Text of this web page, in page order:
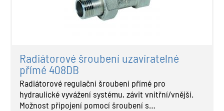
Radiátorové šroubení uzavíratelné
přímé 408DB
Radiátorové regulační šroubení přímé pro
hydraulické vyvážení systému, závit vnitřní/vnější.
Možnost připojení pomocí šroubení s…